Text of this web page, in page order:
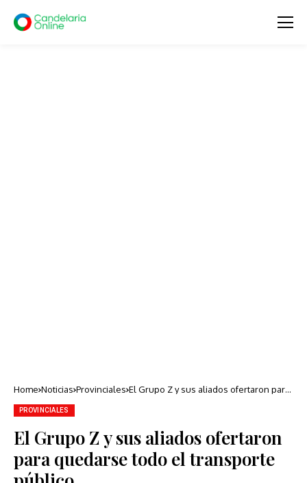
Home Noticias Provinciales El Grupo Z y sus aliados ofertaron para
PROVINCIALES
El Grupo Z y sus aliados ofertaron
para quedarse todo el transporte